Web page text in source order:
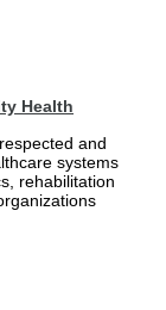
Health
and
systems
rehabilitation